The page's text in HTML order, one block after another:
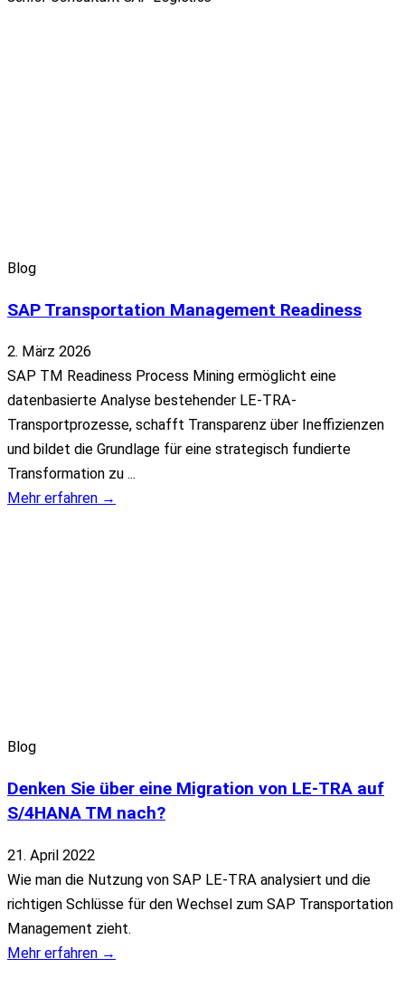
Blog
SAP Transportation Management Readiness
2. März 2026
SAP TM Readiness Process Mining ermöglicht eine
datenbasierte Analyse bestehender LE-TRA-
Transportprozesse, schafft Transparenz über Ineffizienzen
und bildet die Grundlage für eine strategisch fundierte
Transformation zu ...
Mehr erfahren →
Blog
Denken Sie über eine Migration von LE-TRA auf
S/4HANA TM nach?
21. April 2022
Wie man die Nutzung von SAP LE-TRA analysiert und die
richtigen Schlüsse für den Wechsel zum SAP Transportation
Management zieht.
Mehr erfahren →